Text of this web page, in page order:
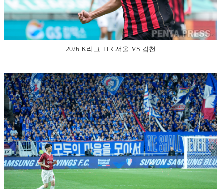
2026 K리그 11R 서울 VS 김천